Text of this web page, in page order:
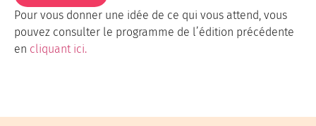
Pour vous donner une idée de ce qui vous attend, vous
pouvez consulter le programme de l’édition précédente
en cliquant ici.